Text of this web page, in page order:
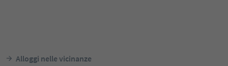
Alloggi nelle vicinanze